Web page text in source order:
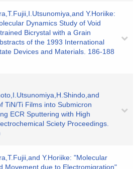
Y.Horiike:
Dynamics Study of Void
Bicrystal with a Grain
of the 1993 International
Devices and Materials. 186-188
TiN/Ti Films into Submicron
ECR Sputtering with High
Sciety Proceedings.
Y.Horiike: "Molecular
Movement due to Electromigration"